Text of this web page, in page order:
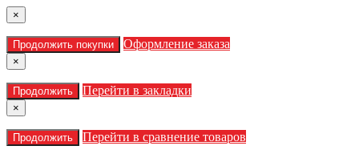
×
Продолжить покупки Оформление заказа
×
Продолжить Перейти в закладки
×
Продолжить Перейти в сравнение товаров